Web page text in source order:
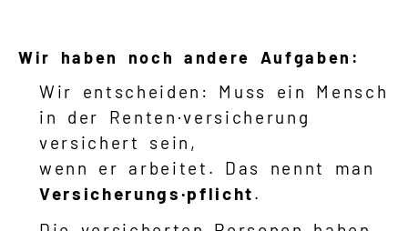
Wir haben noch andere Aufgaben:
Wir entscheiden: Muss ein Mensch
in der Renten·versicherung
versichert sein,
wenn er arbeitet. Das nennt man
Versicherungs·pflicht.